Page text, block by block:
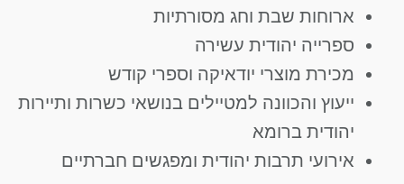
ארוחות שבת וחג מסורתיות
ספרייה יהודית עשירה
מכירת מוצרי יודאיקה וספרי קודש
ייעוץ והכוונה למטיילים בנושאי כשרות ותיירות
יהודית ברומא
אירועי תרבות יהודית ומפגשים חברתיים